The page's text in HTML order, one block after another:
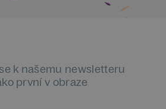
k našemu newsletteru
první v obraze